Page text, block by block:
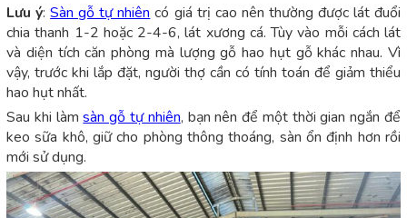
Lưu ý:Sàn gỗ tự nhiên có giá trị cao nên thường được lát đuổi
chia thanh 1-2 hoặc 2-4-6, lát xương cá. Tùy vào mỗi cách lát
và diện tích căn phòng mà lượng gỗ hao hụt gỗ khác nhau. Vì
vậy, trước khi lắp đặt, người thợ cần có tính toán để giảm thiểu
hao hụt nhất.
Sau khi làmsàn gỗ tự nhiên, bạn nên để một thời gian ngắn để
keo sữa khô, giữ cho phòng thông thoáng, sàn ổn định hơn rồi
mới sử dụng.